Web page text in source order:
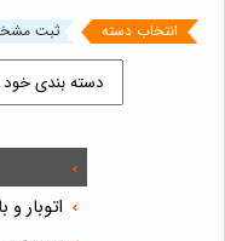
انتخاب دسته ثبت